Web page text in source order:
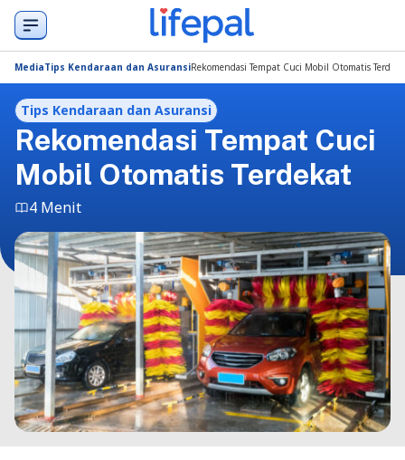
MediaTips Kendaraan dan AsuransiRekomendasi Tempat Cuci Mobil Otomatis
Tips Kendaraan dan Asuransi
Rekomendasi Tempat Cuci
Mobil Otomatis Terdekat
4 Menit